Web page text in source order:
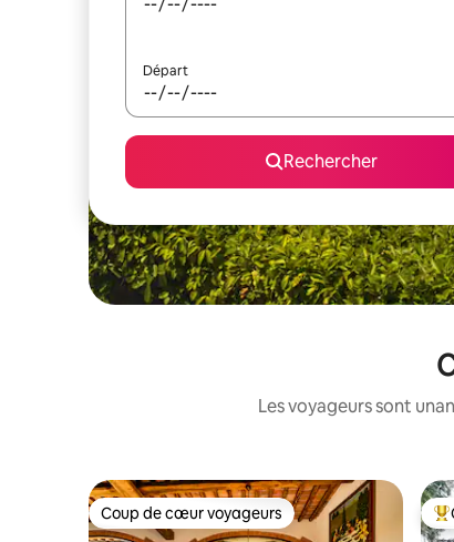
Départ
Rechercher
Les voyageurs sont
Coup de cœur voyageurs
Coup de cœur voyageurs